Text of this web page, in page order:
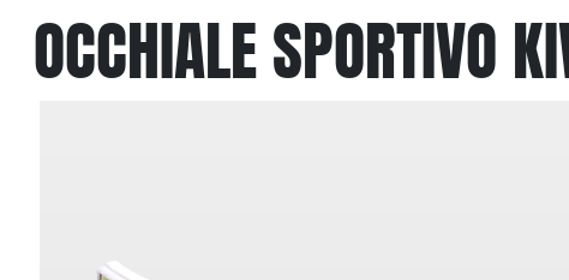
OCCHIALE SPORTIVO